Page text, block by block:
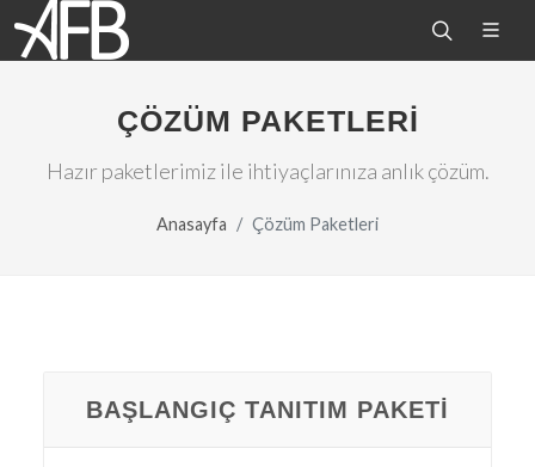
ÇÖZÜM PAKETLERI
Hazır paketlerimiz ile ihtiyaçlarınıza anlık çözüm.
Anasayfa Çözüm Paketleri
BAŞLANGIÇ TANITIM PAKETI